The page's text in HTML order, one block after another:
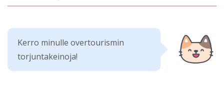
Kerro minulle overtourismin
torjuntakeinoja!